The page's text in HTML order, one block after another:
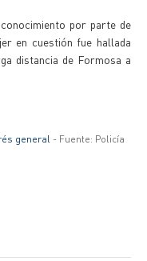
por parte de
en cuestión fue hallada
distancia de Formosa a
general - Fuente: Policía